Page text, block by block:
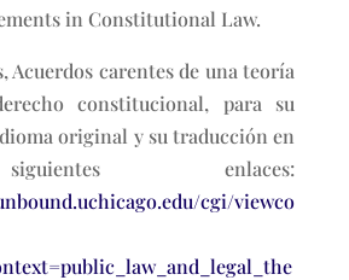
in Constitutional Law.
Acuerdos carentes de una teoría
constitucional, para su
original y su traducción en
enlaces:
cgi/viewco